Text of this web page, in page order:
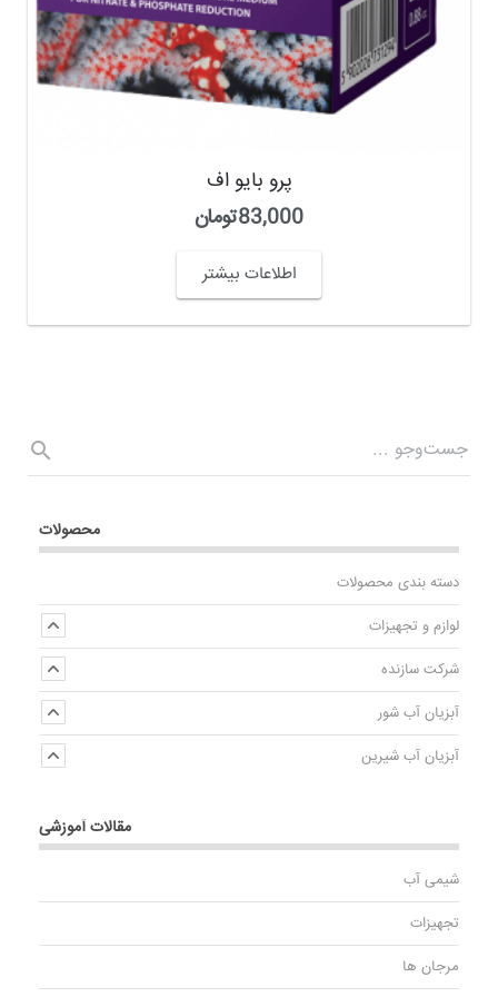
پرو بایو اف
83,000تومان
اطلاعات بیشتر
محصولات
دسته بندی محصولات
لوازم و تجهیزات
شرکت سازنده
آبزیان آب شور
آبزیان آب شیرین
مقالات آموزشی
شیمی آب
تجهیزات
مرجان ها